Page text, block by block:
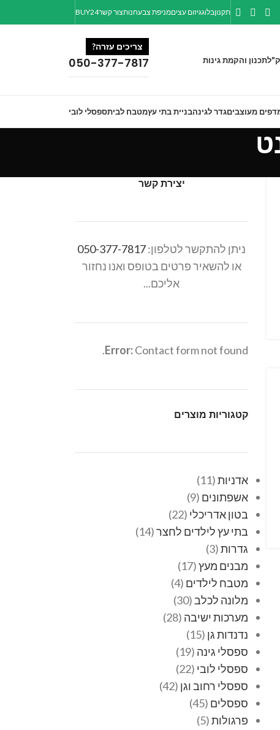
תקנוןבלוגגיזום עציםמניפת צבעחנותצור קשרBUY24
תכנון והקמת גינות
צריכים עזרה?
050-377-7817
מעוצביםגדר לגינהבניית בתי עץמטבח לביתספסלי לובי
יצירת קשר
ניתן להתקשר לטלפון:050-377-7817
או להשאיר פרטים בטופס ואנו נחזור
אליכם...
Error:Contact form not found.
קטגוריות מוצרים
אדניות 11
אשפתונים 9
בטון אדריכלי 22
בתי עץ לילדים לחצר 14
גדרות 3
מבנים מעץ 17
מטבח לילדים 4
מלונה לכלב 30
מערכות ישיבה 28
נדנדות גן 15
ספסלי גינה 19
ספסלי לובי 22
ספסלי רחוב וגן 42
ספסלים 45
פרגולות 5